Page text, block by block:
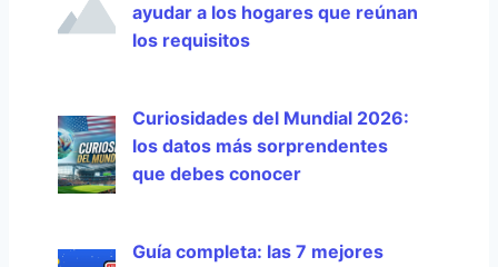
ayudar a los hogares que reúnan
los requisitos
Curiosidades del Mundial 2026:
los datos más sorprendentes
que debes conocer
Guía completa: las 7 mejores